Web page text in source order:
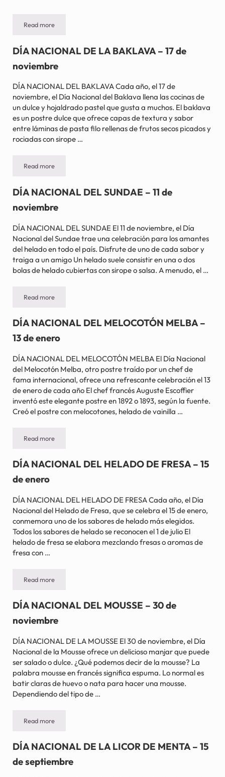
Read moreDÍA NACIONAL DE LA TORTA DE NUECES PECANAS – 22 de
DÍA NACIONAL DE LA BAKLAVA – 17 de
noviembre
DÍA NACIONAL DEL BAKLAVA Cada año, el 17 de
noviembre, el Día Nacional del Baklava llena las cocinas de
un dulce y hojaldrado pastel que gusta a muchos. El baklava
es un postre dulce que ofrece capas de textura y sabor
entre láminas de pasta filo rellenas de frutos secos picados y
rociadas con sirope …
Read moreDÍA NACIONAL DE LA BAKLAVA – 17 de noviembre
DÍA NACIONAL DEL SUNDAE – 11 de
noviembre
DÍA NACIONAL DEL SUNDAE El 11 de noviembre, el Día
Nacional del Sundae trae una celebración para los amantes
del helado en todo el país. Disfrute de uno de cada sabor y
traiga a un amigo Un helado suele consistir en una o dos
bolas de helado cubiertas con sirope o salsa. A menudo, el …
Read moreDÍA NACIONAL DEL SUNDAE – 11 de noviembre
DÍA NACIONAL DEL MELOCOTÓN MELBA –
13 de enero
DÍA NACIONAL DEL MELOCOTÓN MELBA El Día Nacional
del Melocotón Melba, otro postre traído por un chef de
fama internacional, ofrece una refrescante celebración el 13
de enero de cada año El chef francés Auguste Escoffier
inventó este elegante postre en 1892 o 1893, según la fuente.
Creó el postre con melocotones, helado de vainilla …
Read moreDÍA NACIONAL DEL MELOCOTÓN MELBA – 13 de enero
DÍA NACIONAL DEL HELADO DE FRESA – 15
de enero
DÍA NACIONAL DEL HELADO DE FRESA Cada año, el Día
Nacional del Helado de Fresa, que se celebra el 15 de enero,
conmemora uno de los sabores de helado más elegidos.
Todos los sabores de helado se reconocen el 1 de julio El
helado de fresa se elabora mezclando fresas o aromas de
fresa con …
Read moreDÍA NACIONAL DEL HELADO DE FRESA – 15 de enero
DÍA NACIONAL DEL MOUSSE – 30 de
noviembre
DÍA NACIONAL DE LA MOUSSE El 30 de noviembre, el Día
Nacional de la Mousse ofrece un delicioso manjar que puede
ser salado o dulce. ¿Qué podemos decir de la mousse? La
palabra mousse en francés significa espuma. Lo normal es
batir claras de huevo o nata para hacer una mousse.
Dependiendo del tipo de …
Read moreDÍA NACIONAL DEL MOUSSE – 30 de noviembre
DÍA NACIONAL DE LA LICOR DE MENTA – 15
de septiembre